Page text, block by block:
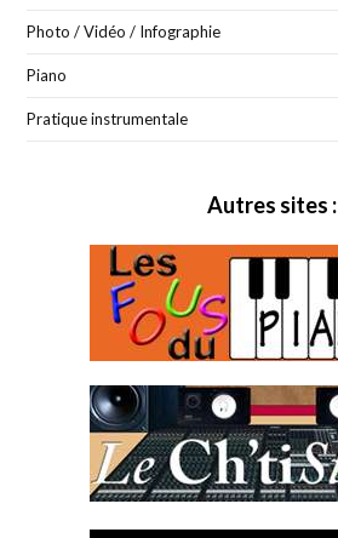
Photo / Vidéo / Infographie
Piano
Pratique instrumentale
Autres sites :